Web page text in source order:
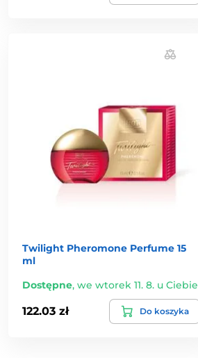
Twilight Pheromone Perfume 15
ml
Dostępne, we wtorek 11. 8. u Ciebie
122.03 zł Do koszyka